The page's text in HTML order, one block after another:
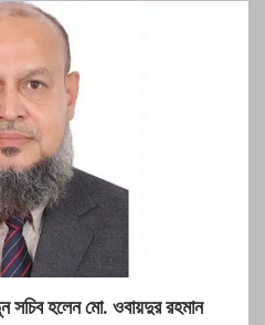
সচিব হলেন মো. ওবায়দুর রহমান